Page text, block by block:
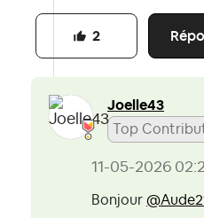
2
Joelle43
Top
‎11-05-2026
Bonjour